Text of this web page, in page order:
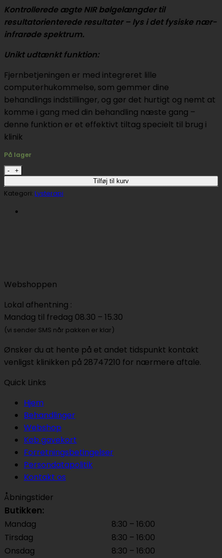
Kontrollerede ægte NIR bølgelængder til
resultatorienterede resultater – lys i det fysiske nær-
infrarøde spektrum.
Unikt udtænkt funktion:
Fjernbetjeningen er med integreret lille
computerhukommelse, som gemmer dine
behandlings indstillinger, og gør det hurtigt og nemt at
komme i gang med din behandling næste gang –
denne funktion er et effektivt tiltag specielt til brug i
klinik
På lager
SKINlight PRO+ Lysterapi antal
Tilføj til kurv
Kategori: Lysterapi
Webshoppen
Lokal afhentning :
Mandag til fredag 08.30 – 15.30
(vi sender SMS når pakken er klar)
Ønsker du at hente på et andet tidspunkt kontakt
venligst klinikken på 28747210 for nærmere aftale.
Quick Links
Hjem
Behandlinger
Webshop
Køb gavekort
Forretningsbetingelser
Persondatapolitik
Kontakt os
Åbningstider
Butikken:
Mandag
8:30 – 16:00
Tirsdag
8:30 – 16:00
Onsdag
8:30 – 16:00